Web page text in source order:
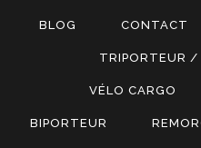
BLOG CONTACT
TRIPORTEUR /
VÉLO CARGO
BIPORTEUR